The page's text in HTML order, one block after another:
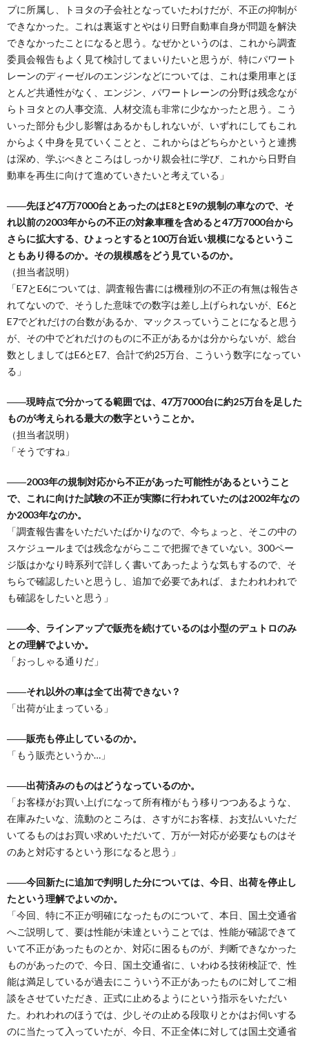
プに所属し、トヨタの子会社となっていたわけだが、不正の抑制が
できなかった。これは裏返すとやはり日野自動車自身が問題を解決
できなかったことになると思う。なぜかというのは、これから調査
委員会報告もよく見て検討してまいりたいと思うが、特にパワート
レーンのディーゼルのエンジンなどについては、これは乗用車とほ
とんど共通性がなく、エンジン、パワートレーンの分野は残念なが
らトヨタとの人事交流、人材交流も非常に少なかったと思う。こう
いった部分も少し影響はあるかもしれないが、いずれにしてもこれ
からよく中身を見ていくことと、これからはどちらかというと連携
は深め、学ぶべきところはしっかり親会社に学び、これから日野自
動車を再生に向けて進めていきたいと考えている」
――先ほど47万7000台とあったのはE8とE9の規制の車なので、そ
れ以前の2003年からの不正の対象車種を含めると47万7000台から
さらに拡大する、ひょっとすると100万台近い規模になるというこ
ともあり得るのか。その規模感をどう見ているのか。
（担当者説明）
「E7とE6については、調査報告書には機種別の不正の有無は報告さ
れてないので、そうした意味での数字は差し上げられないが、E6と
E7でどれだけの台数があるか、マックスっていうことになると思う
が、その中でどれだけのものに不正があるかは分からないが、総台
数としましてはE6とE7、合計で約25万台、こういう数字になってい
る」
――現時点で分かってる範囲では、47万7000台に約25万台を足した
ものが考えられる最大の数字ということか。
（担当者説明）
「そうですね」
――2003年の規制対応から不正があった可能性があるということ
で、これに向けた試験の不正が実際に行われていたのは2002年なの
か2003年なのか。
「調査報告書をいただいたばかりなので、今ちょっと、そこの中の
スケジュールまでは残念ながらここで把握できていない。300ペー
ジ版はかなり時系列で詳しく書いてあったような気もするので、そ
ちらで確認したいと思うし、追加で必要であれば、またわれわれで
も確認をしたいと思う」
――今、ラインアップで販売を続けているのは小型のデュトロのみ
との理解でよいか。
「おっしゃる通りだ」
――それ以外の車は全て出荷できない？
「出荷が止まっている」
――販売も停止しているのか。
「もう販売というか…」
――出荷済みのものはどうなっているのか。
「お客様がお買い上げになって所有権がもう移りつつあるような、
在庫みたいな、流動のところは、さすがにお客様、お支払いいただ
いてるものはお買い求めいただいて、万が一対応が必要なものはそ
のあと対応するという形になると思う」
――今回新たに追加で判明した分については、今日、出荷を停止し
たという理解でよいのか。
「今回、特に不正が明確になったものについて、本日、国土交通省
へご説明して、要は性能が未達ということでは、性能が確認できて
いて不正があったものとか、対応に困るものが、判断できなかった
ものがあったので、今日、国土交通省に、いわゆる技術検証で、性
能は満足しているが過去にこういう不正があったものに対してご相
談をさせていただき、正式に止めるようにという指示をいただい
た。われわれのほうでは、少しその止める段取りとかはお伺いする
のに当たって入っていたが、今日、不正全体に対しては国土交通省